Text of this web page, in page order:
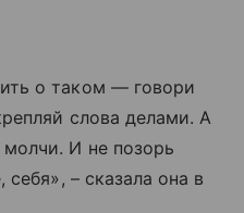
о таком — говори
слова делами. А
И не позорь
себя», – сказала она в